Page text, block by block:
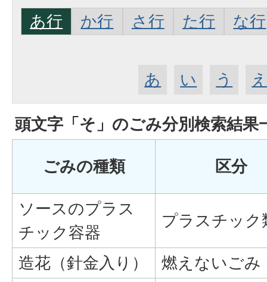
あ行
か行 さ行 た行 な行
あ い う
頭文字「そ 」のごみ分別検索結果
ごみの種類 区分
ソースのプラス
チック容器
プラスチック
造花（針金入り）
燃えないごみ